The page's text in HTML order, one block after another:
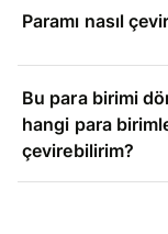
Paramı nasıl
Bu para birimi
hangi para
çevirebilirim?